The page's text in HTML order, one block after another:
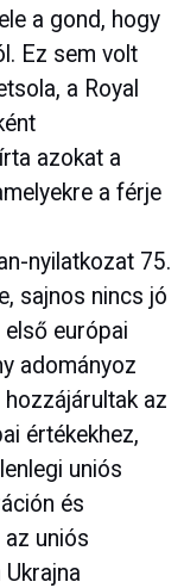
a gond, hogy
Ez sem volt
a Royal
azokat a
a férje
nyilatkozat 75.
sajnos nincs jó
első európai
adományoz
az
értékekhez,
uniós
és
uniós